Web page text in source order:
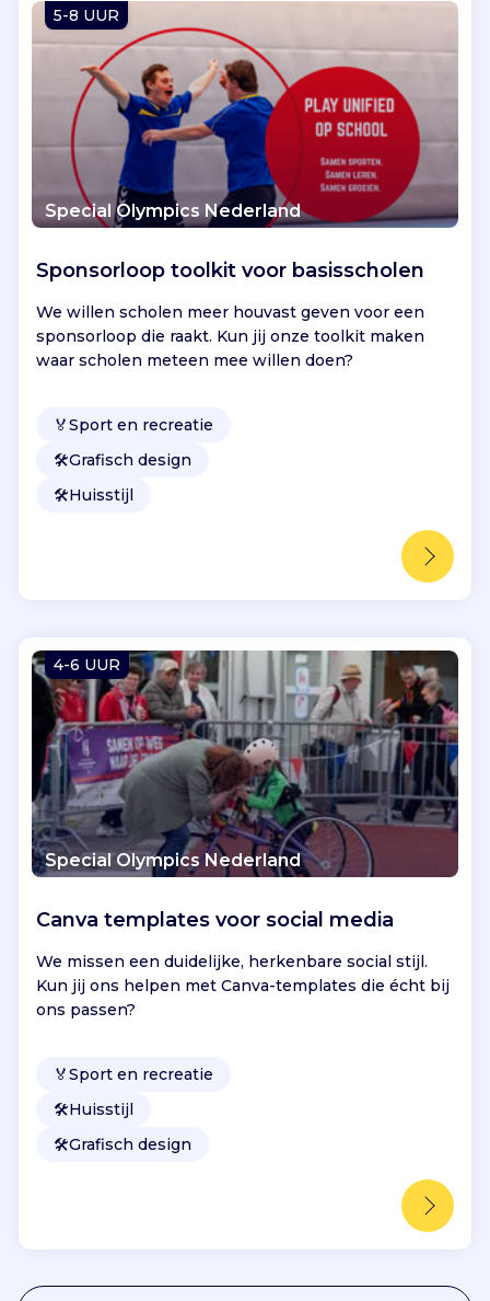
5-8 UUR
Special Olympics Nederland
Sponsorloop toolkit voor basisscholen
We willen scholen meer houvast geven voor een
sponsorloop die raakt. Kun jij onze toolkit maken
waar scholen meteen mee willen doen?
🏅Sport en recreatie
🛠️Grafisch design
🛠️Huisstijl
4-6 UUR
Special Olympics Nederland
Canva templates voor social media
We missen een duidelijke, herkenbare social stijl.
Kun jij ons helpen met Canva-templates die écht bij
ons passen?
🏅Sport en recreatie
🛠️Huisstijl
🛠️Grafisch design